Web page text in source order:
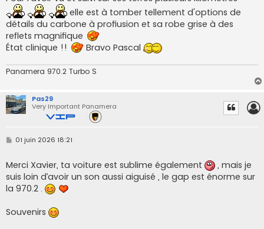
elle est à tomber tellement d'options de
détails du carbone à profiusion et sa robe grise à des
reflets magnifique
État clinique !!
Bravo Pascal
Panamera 970.2 Turbo S
Pas29
Very Important Panamera
M
s
a
g
e
01 juin 2026 18:21
Merci Xavier, ta voiture est sublime également
, mais je
suis loin d’avoir un son aussi aiguisé , le gap est énorme sur
la 970.2 .
Souvenirs